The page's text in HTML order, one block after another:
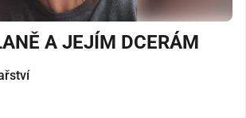
A JEJÍM DCERÁM